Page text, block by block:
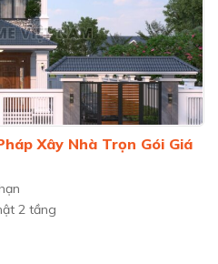
Xây Nhà Trọn Gói Giá
2 tầng